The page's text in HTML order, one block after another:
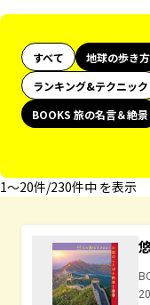
すべて 地球の歩き
ランキング&テクニック
BOOKS 旅の名言＆絶景
1〜20件/230件中 を表示